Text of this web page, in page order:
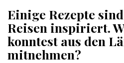
Einige Rezepte
Reisen inspiriert.
konntest aus den
mitnehmen?